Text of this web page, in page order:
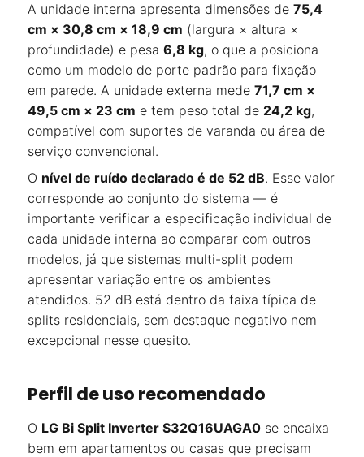
A unidade interna apresenta dimensões de 75,4
cm × 30,8 cm × 18,9 cm (largura × altura ×
profundidade) e pesa 6,8 kg, o que a posiciona
como um modelo de porte padrão para fixação
em parede. A unidade externa mede 71,7 cm ×
49,5 cm × 23 cm e tem peso total de 24,2 kg,
compatível com suportes de varanda ou área de
serviço convencional.
O nível de ruído declarado é de 52 dB. Esse valor
corresponde ao conjunto do sistema — é
importante verificar a especificação individual de
cada unidade interna ao comparar com outros
modelos, já que sistemas multi-split podem
apresentar variação entre os ambientes
atendidos. 52 dB está dentro da faixa típica de
splits residenciais, sem destaque negativo nem
excepcional nesse quesito.
Perfil de uso recomendado
O LG Bi Split Inverter S32Q16UAGA0 se encaixa
bem em apartamentos ou casas que precisam